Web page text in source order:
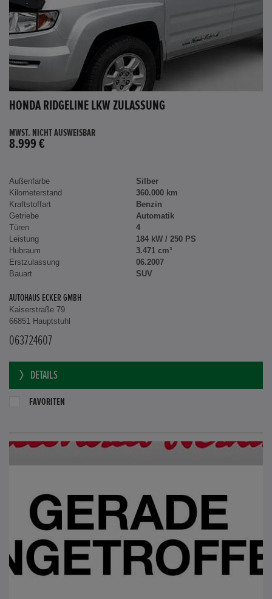
HONDA RIDGELINE LKW ZULASSUNG
MWST. NICHT AUSWEISBAR
8.999 €
Außenfarbe
Silber
Kilometerstand
360.000 km
Kraftstoffart
Benzin
Getriebe
Automatik
Türen
4
Leistung
184 kW / 250 PS
Hubraum
3.471 cm³
Erstzulassung
06.2007
Bauart
SUV
AUTOHAUS ECKER GMBH
Kaiserstraße 79
66851 Hauptstuhl
063724607
DETAILS
FAVORITEN